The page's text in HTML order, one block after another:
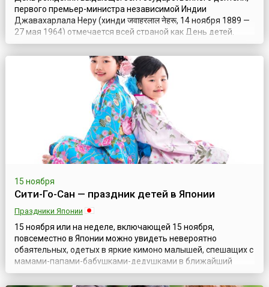
первого премьер-министра независимой Индии
Джавахарлала Неру (хинди जवाहरलाल नेहरू, 14 ноября 1889 —
27 мая 1964) отмечается всей страной как День детей.
Индийское название праздника — Бал Дивас.В этот день
местные власти обращаются к родителям и учителям с
просьбой помогать детям и способствовать тому, чтобы
дети вырастали ответственными гра...
15 ноября
Сити-Го-Сан — праздник детей в Японии
Праздники Японии
15 ноября или на неделе, включающей 15 ноября,
повсеместно в Японии можно увидеть невероятно
обаятельных, одетых в яркие кимоно малышей, спешащих с
мамами-папами-бабушками-дедушками в ближайший
храм, потому что в эти дни отмечается любимый всеми
старинный японский праздник Сити-Го-Сан (яп. 七五三).